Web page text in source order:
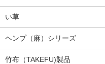
い草
ヘンプ（麻）シリーズ
竹布（TAKEFU)製品